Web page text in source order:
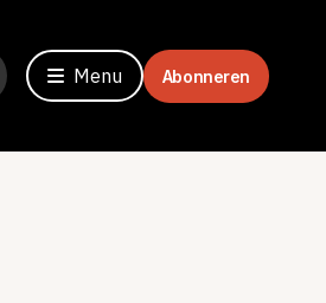
Menu Abonneren